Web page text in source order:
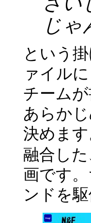
じゃ
という
ァイル
チーム
あらか
決めま
融合した
画です
ンドを